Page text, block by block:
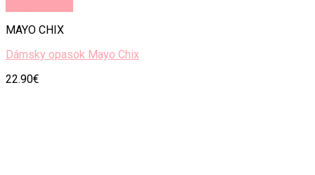
MAYO CHIX
Dámsky opasok Mayo Chix
22.90€